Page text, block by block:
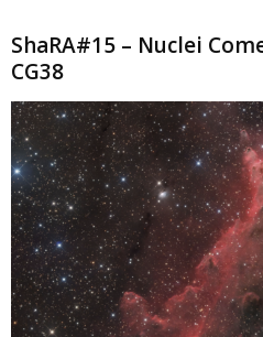
ShaRA#15 – Nuclei
CG38